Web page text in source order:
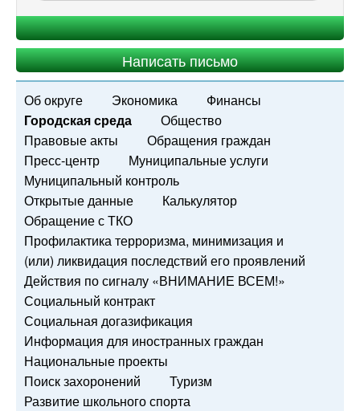
Написать письмо
Об округе Экономика
Финансы
Городская среда
Общество
Правовые акты
Обращения граждан
Пресс-центр
Муниципальные услуги
Муниципальный контроль
Открытые данные
Калькулятор
Обращение с ТКО
Профилактика терроризма, минимизация и
(или) ликвидация последствий его проявлений
Действия по сигналу «ВНИМАНИЕ ВСЕМ!»
Социальный контракт
Социальная догазификация
Информация для иностранных граждан
Национальные проекты
Поиск захоронений
Туризм
Развитие школьного спорта